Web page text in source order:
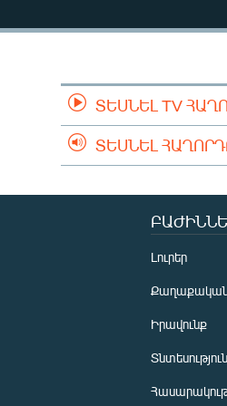
ՏԵՍՆԵԼ TV
ՏԵՍՆԵԼ
Լուրեր
Իրավունք
Տնտեսություն